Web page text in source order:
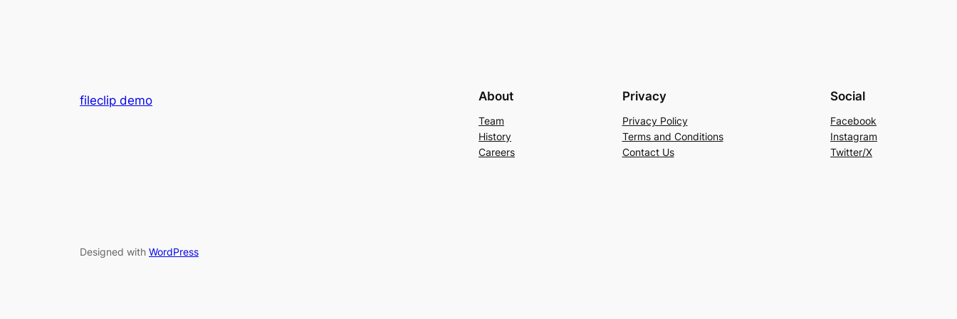
fileclip demo About
Team
History
Careers
Privacy
Privacy Policy
Terms and Conditions
Contact Us
Social
Facebook
Instagram
Twitter/X
Designed with WordPress